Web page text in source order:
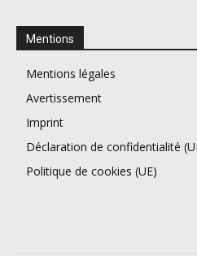
Mentions
Mentions légales
Avertissement
Imprint
Déclaration de confidentialité
Politique de cookies (UE)